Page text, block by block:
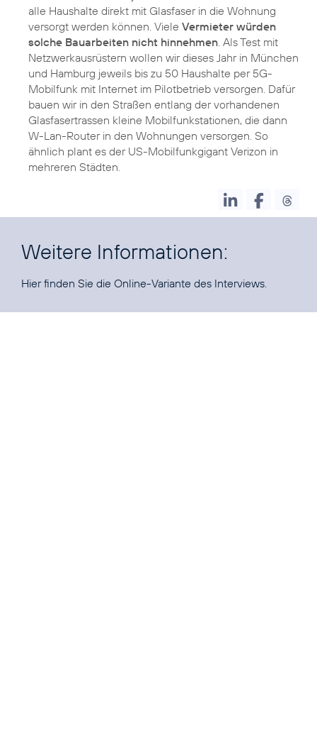
alle Haushalte direkt mit Glasfaser in die Wohnung
versorgt werden können. Viele Vermieter würden
solche Bauarbeiten nicht hinnehmen . Als Test mit
Netzwerkausrüstern wollen wir dieses Jahr in München
und Hamburg jeweils bis zu 50 Haushalte per 5G-
Mobilfunk mit Internet im Pilotbetrieb versorgen. Dafür
bauen wir in den Straßen entlang der vorhandenen
Glasfasertrassen kleine Mobilfunkstationen, die dann
W-Lan-Router in den Wohnungen versorgen. So
ähnlich plant es der US-Mobilfunkgigant Verizon in
mehreren Städten.
Weitere Informationen:
Hier finden Sie die Online-Variante des Interviews